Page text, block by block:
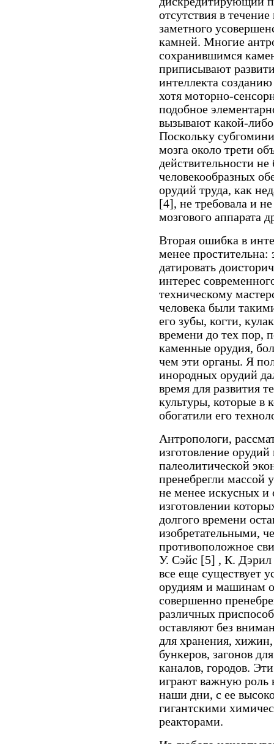
отсутствия в
заметного
камней. Многие
сохранившимся
приписывают
интеллекта
хотя моторно-
подобное
вызывают какой-
Поскольку
мозга около трети
действительности
человекообразных
орудий труда, как
[4], не требовала и
мозгового аппарата
Вторая ошибка в
менее
датировать
интерес
техническому
человека были
его зубы, когти,
времени до тех пор,
каменные орудия,
чем эти органы. Я
инородных орудий
время для развития
культуры, которые в
обогатили его
Антропологи,
изготовление
палеолитической
пренебрегли массой
не менее искусных и
изготовлении
долгого времени
изобретательными,
противоположное
У. Сэйс [5] , К.
все еще существует
орудиям и маши­нам
совершенно
различных
оставляют без
для хранения,
бункеров, загонов
каналов, городов.
играют важную роль
наши дни, с ее
гигантскими
реакторами.